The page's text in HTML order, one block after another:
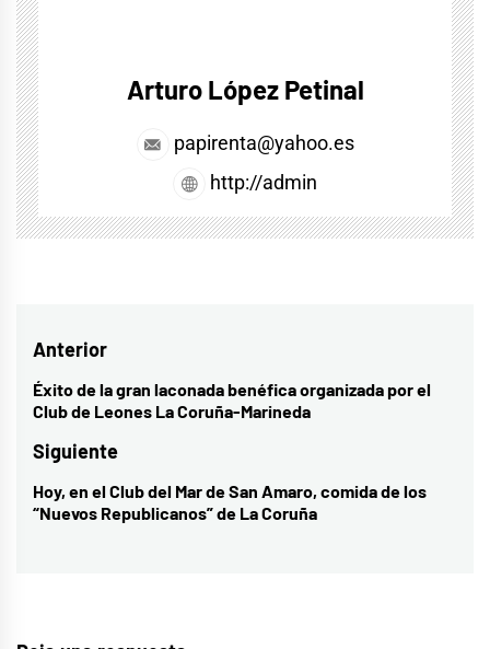
Arturo López Petinal
papirenta@yahoo.es
http://admin
Navegación
de
Anterior
Entrada
anterior:
Éxito de la gran laconada benéfica organizada por el
Club de Leones La Coruña-Marineda
Siguiente
Entrada
siguiente:
Hoy, en el Club del Mar de San Amaro, comida de los
“Nuevos Republicanos” de La Coruña